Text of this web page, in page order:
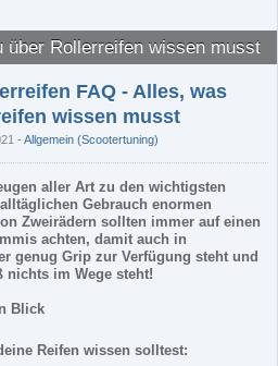
über Rollerreifen wissen musst
FAQ - Alles, was
wissen musst
- Allgemein (Scootertuning)
aller Art zu den wichtigsten
Gebrauch enormen
Zweirädern sollten immer auf einen
achten, damit auch in
genug Grip zur Verfügung steht und
nichts im Wege steht!
Blick
Reifen wissen solltest: